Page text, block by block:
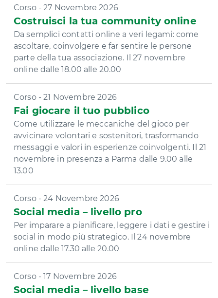
Corso - 27 Novembre 2026
Costruisci la tua community online
Da semplici contatti online a veri legami: come
ascoltare, coinvolgere e far sentire le persone
parte della tua associazione. Il 27 novembre
online dalle 18.00 alle 20.00
Corso - 21 Novembre 2026
Fai giocare il tuo pubblico
Come utilizzare le meccaniche del gioco per
avvicinare volontari e sostenitori, trasformando
messaggi e valori in esperienze coinvolgenti. Il 21
novembre in presenza a Parma dalle 9.00 alle
13.00
Corso - 24 Novembre 2026
Social media – livello pro
Per imparare a pianificare, leggere i dati e gestire i
social in modo più strategico. Il 24 novembre
online dalle 17.30 alle 20.00
Corso - 17 Novembre 2026
Social media – livello base